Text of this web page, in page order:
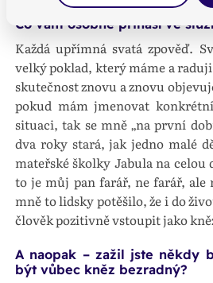
Co vám osobně přináší ve
Každá upřímná svatá zpověď.
velký poklad, který máme a
skutečnost znovu a znovu
pokud mám jmenovat
situaci, tak se mně „na první
dva roky stará, jak jedno malé
mateřské školky Jabula na celou
to je můj pan farář, ne farář, ale
mně to lidsky potěšilo, že i do
člověk pozitivně vstoupit jako
A naopak –⁠⁠⁠⁠⁠⁠ zažil jste někdy
být vůbec kněz bezradný?